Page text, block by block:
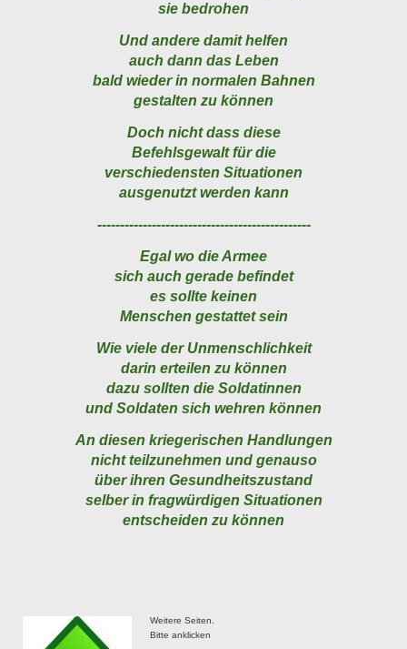
sie bedrohen
Und andere damit helfen
auch dann das Leben
bald wieder in normalen Bahnen
gestalten zu können
Doch nicht dass diese
Befehlsgewalt für die
verschiedensten Situationen
ausgenutzt werden kann
-----------------------------------------------
Egal wo die Armee
sich auch gerade befindet
es sollte keinen
Menschen gestattet sein
Wie viele der Unmenschlichkeit
darin erteilen zu können
dazu sollten die Soldatinnen
und Soldaten sich wehren können
An diesen kriegerischen Handlungen
nicht teilzunehmen und genauso
über ihren Gesundheitszustand
selber in fragwürdigen Situationen
entscheiden zu können
Weitere Seiten.
Bitte anklicken